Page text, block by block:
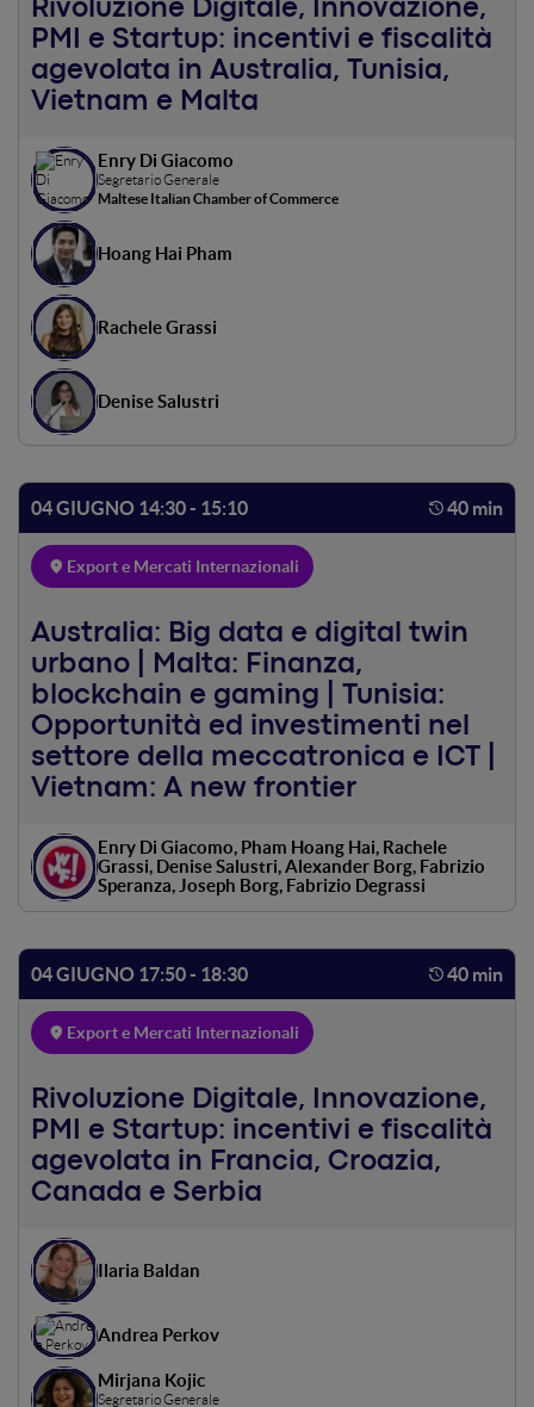
Rivoluzione Digitale, Innovazione,
PMI e Startup: incentivi e fiscalità
agevolata in Australia, Tunisia,
Vietnam e Malta
Enry Di Giacomo
Segretario Generale
Maltese Italian Chamber of Commerce
Hoang Hai Pham
Rachele Grassi
Denise Salustri
04 GIUGNO 14:30 - 15:10 40 min
Export e Mercati Internazionali
Australia: Big data e digital twin
urbano | Malta: Finanza,
blockchain e gaming | Tunisia:
Opportunità ed investimenti nel
settore della meccatronica e ICT |
Vietnam: A new frontier
Enry Di Giacomo, Pham Hoang Hai, Rachele
Grassi, Denise Salustri, Alexander Borg, Fabrizio
Speranza, Joseph Borg, Fabrizio Degrassi
04 GIUGNO 17:50 - 18:30 40 min
Export e Mercati Internazionali
Rivoluzione Digitale, Innovazione,
PMI e Startup: incentivi e fiscalità
agevolata in Francia, Croazia,
Canada e Serbia
Ilaria Baldan
Andrea Perkov
Mirjana Kojic
Segretario Generale